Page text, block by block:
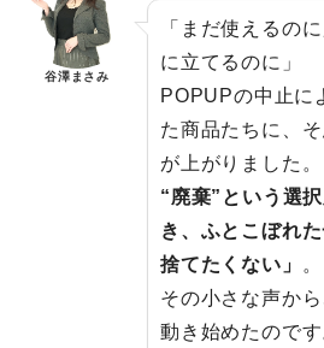
谷澤まさみ
「まだ使えるの
に立てるのに」
POPUPの中止に
た商品たちに、
が上がりました。
“廃棄”という選
き、ふとこぼれ
捨てたくない」
。
その小さな声か
動き始めたのです